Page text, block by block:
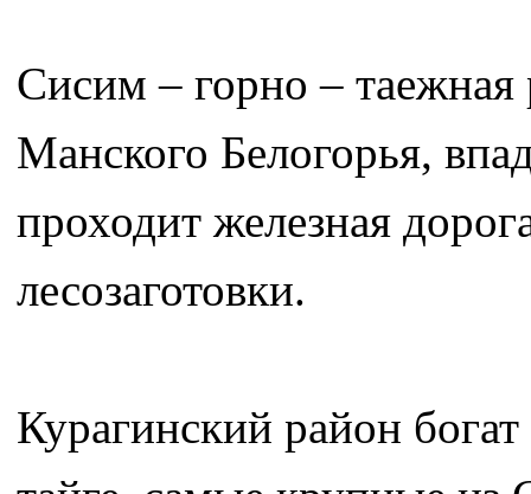
Сисим – горно – таежная
Манского Белогорья,
проходит железная
лесозаготовки.
Курагинский район